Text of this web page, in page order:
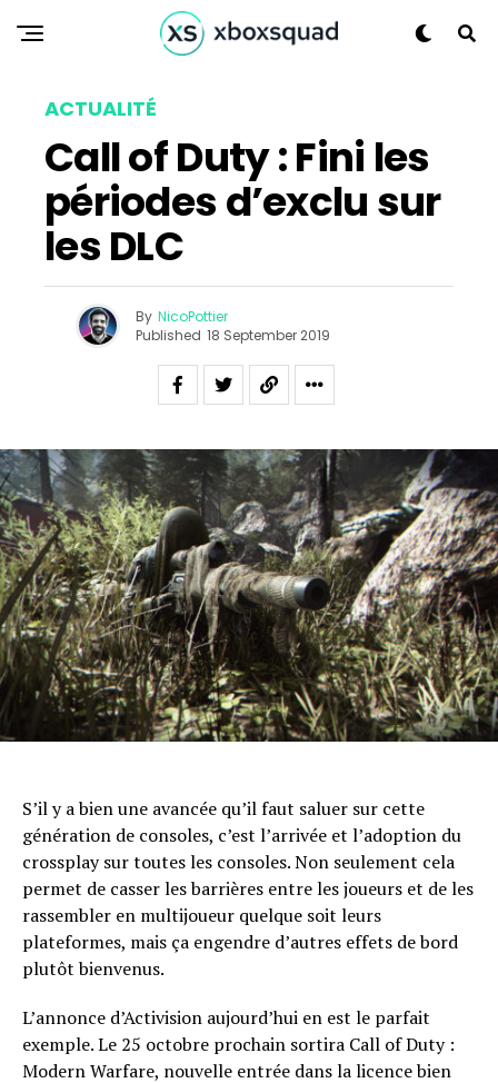
ACTUALITÉ
Call of Duty : Fini les
périodes d’exclu sur
les DLC
By NicoPottier
Published 18 September 2019
S’il y a bien une avancée qu’il faut saluer sur cette
génération de consoles, c’est l’arrivée et l’adoption du
crossplay sur toutes les consoles. Non seulement cela
permet de casser les barrières entre les joueurs et de les
rassembler en multijoueur quelque soit leurs
plateformes, mais ça engendre d’autres effets de bord
plutôt bienvenus.
L’annonce d’Activision aujourd’hui en est le parfait
exemple. Le 25 octobre prochain sortira Call of Duty :
Modern Warfare, nouvelle entrée dans la licence bien